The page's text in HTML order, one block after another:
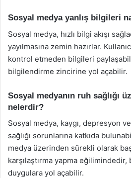
Sosyal medya yanlış bilgileri
Sosyal medya, hızlı bilgi akışı
yayılmasına zemin hazırlar.
kontrol etmeden bilgileri
bilgilendirme zincirine yol açabilir.
Sosyal medyanın ruh sağlığı
nelerdir?
Sosyal medya, kaygı, depresyon
sağlığı sorunlarına katkıda
medya üzerinden sürekli olarak
karşılaştırma yapma
duygulara yol açabilir.